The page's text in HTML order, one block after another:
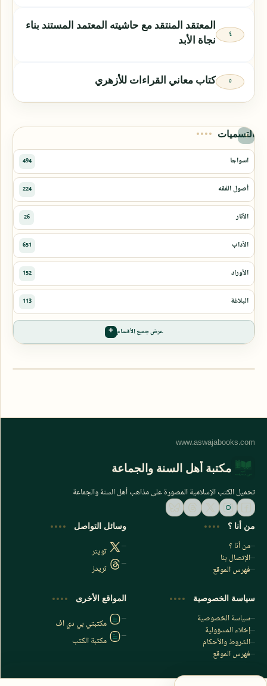
المعتقد المنتقد مع حاشيته المعتمد المستند بناء
نجاة الأبد
كتاب معاني القراءات للأزهري
التسميات
عرض جميع الأقسام
اشترك الآن
اشترك في قناتنا على تليجرام
مكتبة أهل السنة والجماعة
تحميل الكتب الإسلامية المصورة على مذاهب أهل السنة والجماعة
من أنا ؟
من أنا ؟
الإتصال بنا
فهرس الموقع
وسائل التواصل
تويتر
ثريدز
سياسة الخصوصية
سياسة الخصوصية
إخلاء المسؤولية
الشروط والأحكام
فهرس الموقع
المواقع الأخرى
مكتبتي بي دي اف
مكتبة الكتب